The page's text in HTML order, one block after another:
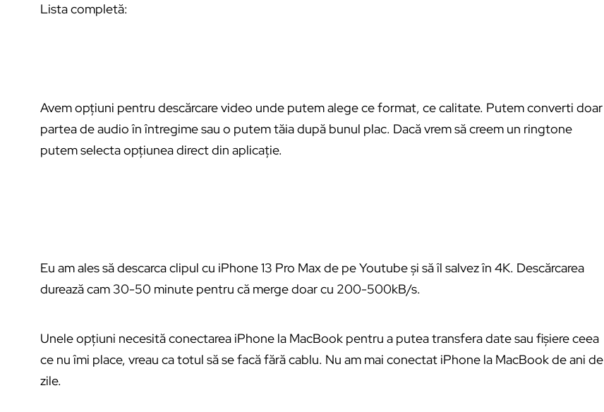
Lista completă:
Avem opțiuni pentru descărcare video unde putem alege ce format, ce calitate. Putem converti doar
partea de audio în întregime sau o putem tăia după bunul plac. Dacă vrem să creem un ringtone
putem selecta opțiunea direct din aplicație.
Eu am ales să descarca clipul cu iPhone 13 Pro Max de pe Youtube și să îl salvez în 4K. Descărcarea
durează cam 30-50 minute pentru că merge doar cu 200-500kB/s.
Unele opțiuni necesită conectarea iPhone la MacBook pentru a putea transfera date sau fișiere ceea
ce nu îmi place, vreau ca totul să se facă fără cablu. Nu am mai conectat iPhone la MacBook de ani de
zile.